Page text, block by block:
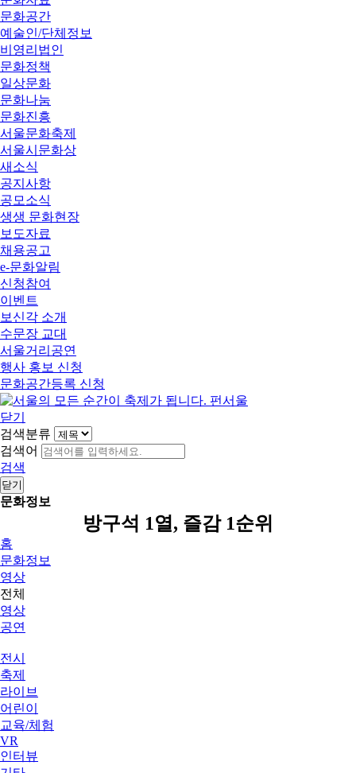
문화공간
예술인/단체정보
비영리법인
문화정책
일상문화
문화나눔
문화진흥
서울문화축제
서울시문화상
새소식
공지사항
공모소식
생생 문화현장
보도자료
채용공고
e-문화알림
신청참여
이벤트
보신각 소개
수문장 교대
서울거리공연
행사 홍보 신청
문화공간등록 신청
닫기
검색분류
검색어
검색
닫기
문화정보
방구석 1열, 즐감 1순위
홈
문화정보
영상
전체
영상
공연
전시
축제
라이브
어린이
교육/체험
VR
인터뷰